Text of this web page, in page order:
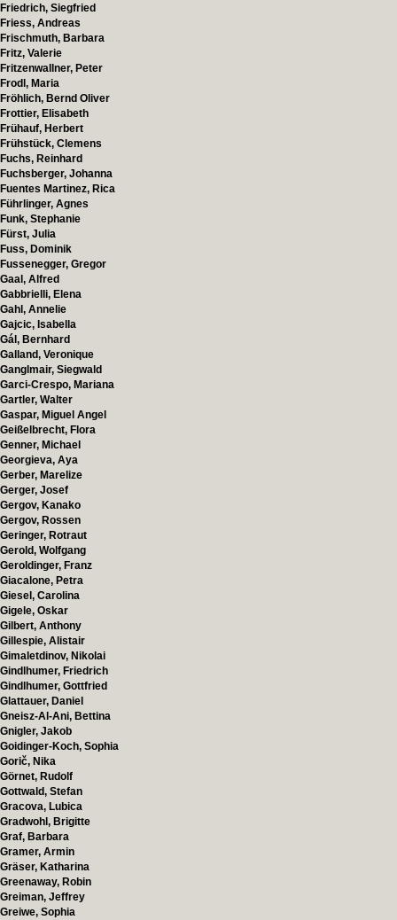
Friedrich, Siegfried
Friess, Andreas
Frischmuth, Barbara
Fritz, Valerie
Fritzenwallner, Peter
Frodl, Maria
Fröhlich, Bernd Oliver
Frottier, Elisabeth
Frühauf, Herbert
Frühstück, Clemens
Fuchs, Reinhard
Fuchsberger, Johanna
Fuentes Martinez, Rica
Führlinger, Agnes
Funk, Stephanie
Fürst, Julia
Fuss, Dominik
Fussenegger, Gregor
Gaal, Alfred
Gabbrielli, Elena
Gahl, Annelie
Gajcic, Isabella
Gál, Bernhard
Galland, Veronique
Ganglmair, Siegwald
Garci-Crespo, Mariana
Gartler, Walter
Gaspar, Miguel Angel
Geißelbrecht, Flora
Genner, Michael
Georgieva, Aya
Gerber, Marelize
Gerger, Josef
Gergov, Kanako
Gergov, Rossen
Geringer, Rotraut
Gerold, Wolfgang
Geroldinger, Franz
Giacalone, Petra
Giesel, Carolina
Gigele, Oskar
Gilbert, Anthony
Gillespie, Alistair
Gimaletdinov, Nikolai
Gindlhumer, Friedrich
Gindlhumer, Gottfried
Glattauer, Daniel
Gneisz-Al-Ani, Bettina
Gnigler, Jakob
Goidinger-Koch, Sophia
Gorič, Nika
Görnet, Rudolf
Gottwald, Stefan
Gracova, Lubica
Gradwohl, Brigitte
Graf, Barbara
Gramer, Armin
Gräser, Katharina
Greenaway, Robin
Greiman, Jeffrey
Greiwe, Sophia